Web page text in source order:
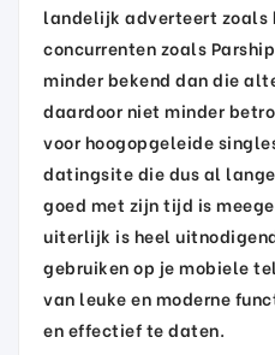
landelijk adverteert zoals
concurrenten zoals
minder bekend dan die
daardoor niet minder
voor hoogopgeleide
datingsite die dus al
goed met zijn tijd is
uiterlijk is heel
gebruiken op je mobiele
van leuke en moderne
en effectief te daten.